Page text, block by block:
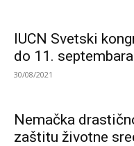
IUCN Svetski
do 11. septembara
30/08/2021
Nemačka
zaštitu životne